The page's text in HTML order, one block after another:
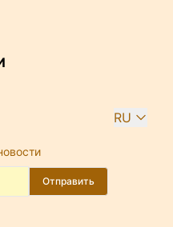
RU
Отправить